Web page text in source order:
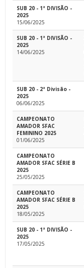
SUB 20 - 1ª DIVISÃO -
2025
15/06/2025
SUB 20 - 1ª DIVISÃO -
2025
14/06/2025
SUB 20 - 2ª Divisão -
2025
06/06/2025
CAMPEONATO
AMADOR SFAC
FEMININO 2025
01/06/2025
CAMPEONATO
AMADOR SFAC SÉRIE B
2025
25/05/2025
CAMPEONATO
AMADOR SFAC SÉRIE B
2025
18/05/2025
SUB 20 - 1ª DIVISÃO -
2025
17/05/2025